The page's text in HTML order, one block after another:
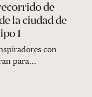
de
la ciudad de
1
con
para...